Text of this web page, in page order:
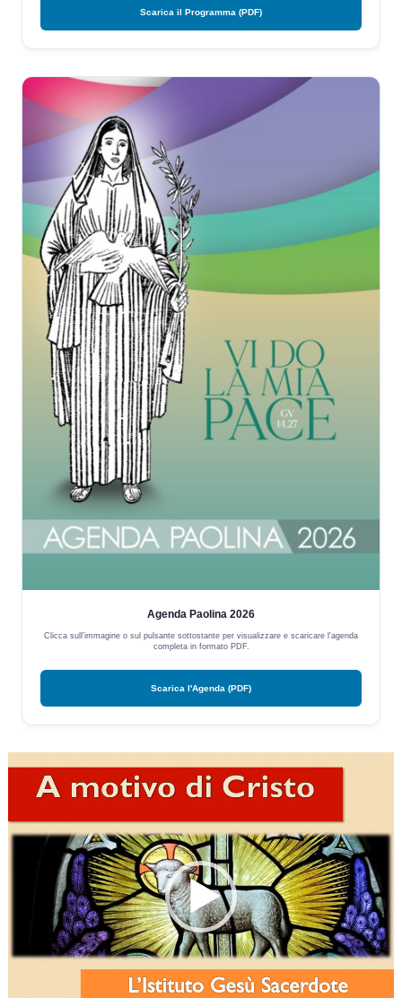
Scarica il Programma (PDF)
Agenda Paolina 2026
Clicca sull'immagine o sul pulsante sottostante per visualizzare e scaricare l'agenda
completa in formato PDF.
Scarica l'Agenda (PDF)
Player